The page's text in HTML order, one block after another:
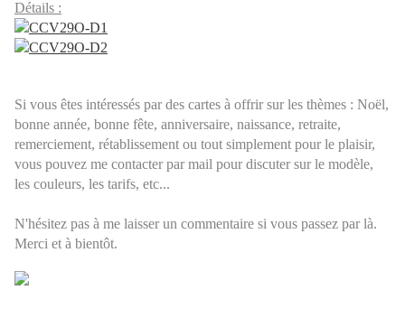
Détails :
Si vous êtes intéressés par des cartes à offrir sur les thèmes : Noël,
bonne année, bonne fête, anniversaire, naissance, retraite,
remerciement, rétablissement ou tout simplement pour le plaisir,
vous pouvez me contacter par mail pour discuter sur le modèle,
les couleurs, les tarifs, etc...
N'hésitez pas à me laisser un commentaire si vous passez par là.
Merci et à bientôt.